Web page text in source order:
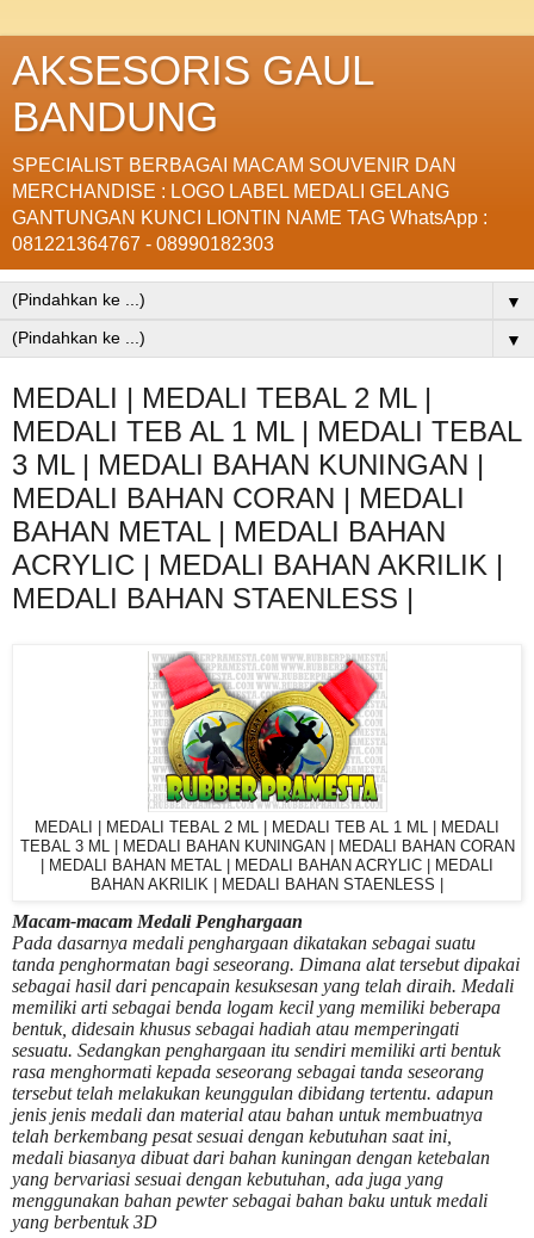
AKSESORIS GAUL
BANDUNG
SPECIALIST BERBAGAI MACAM SOUVENIR DAN
MERCHANDISE : LOGO LABEL MEDALI GELANG
GANTUNGAN KUNCI LIONTIN NAME TAG WhatsApp :
081221364767 - 08990182303
▼
▼
MEDALI | MEDALI TEBAL 2 ML |
MEDALI TEB AL 1 ML | MEDALI TEBAL
3 ML | MEDALI BAHAN KUNINGAN |
MEDALI BAHAN CORAN | MEDALI
BAHAN METAL | MEDALI BAHAN
ACRYLIC | MEDALI BAHAN AKRILIK |
MEDALI BAHAN STAENLESS |
MEDALI | MEDALI TEBAL 2 ML | MEDALI TEB AL 1 ML | MEDALI
TEBAL 3 ML | MEDALI BAHAN KUNINGAN | MEDALI BAHAN CORAN
| MEDALI BAHAN METAL | MEDALI BAHAN ACRYLIC | MEDALI
BAHAN AKRILIK | MEDALI BAHAN STAENLESS |
Macam-macam Medali Penghargaan
Pada dasarnya medali penghargaan dikatakan sebagai suatu
tanda penghormatan bagi seseorang. Dimana alat tersebut dipakai
sebagai hasil dari pencapain kesuksesan yang telah diraih. Medali
memiliki arti sebagai benda logam kecil yang memiliki beberapa
bentuk, didesain khusus sebagai hadiah atau memperingati
sesuatu. Sedangkan penghargaan itu sendiri memiliki arti bentuk
rasa menghormati kepada seseorang sebagai tanda seseorang
tersebut telah melakukan keunggulan dibidang tertentu. adapun
jenis jenis medali dan material atau bahan untuk membuatnya
telah berkembang pesat sesuai dengan kebutuhan saat ini,
medali biasanya dibuat dari bahan kuningan dengan ketebalan
yang bervariasi sesuai dengan kebutuhan, ada juga yang
menggunakan bahan pewter sebagai bahan baku untuk medali
yang berbentuk 3D